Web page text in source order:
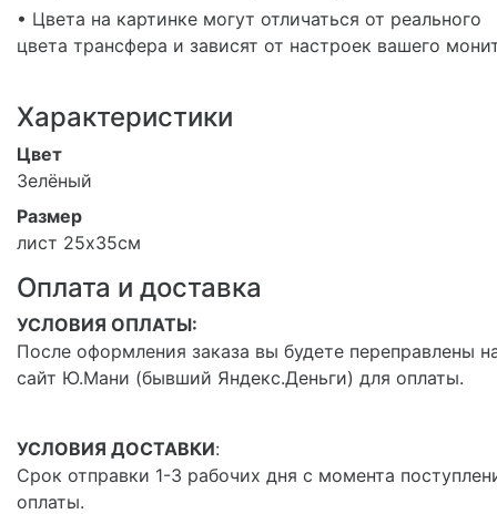
• Цвета на картинке могут отличаться от реального
цвета трансфера и зависят от настроек вашего
Характеристики
Цвет
Зелёный
Размер
лист 25х35см
Оплата и доставка
УСЛОВИЯ ОПЛАТЫ:
После оформления заказа вы будете переправлены
сайт Ю.Мани (бывший Яндекс.Деньги) для оплаты.
УСЛОВИЯ ДОСТАВКИ:
Срок отправки 1-3 рабочих дня с момента
оплаты.